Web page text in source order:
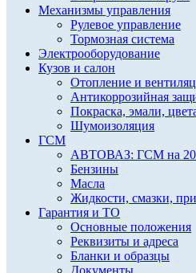
Механизмы управления
Рулевое управление
Тормозная система
Электрооборудование
Кузов и салон
Отопление и
Антикоррозийная
Покраска, эмали,
Шумоизоляция
ГСМ
АВТОВАЗ: ГСМ на
Бензины
Масла
Жидкости, смазки,
Гарантия и ТО
Основные положения
Реквизиты и адреса
Бланки и образцы
Документы